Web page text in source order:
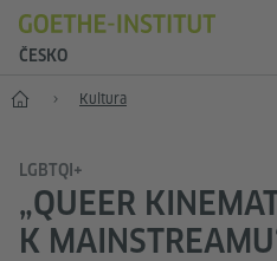
ČESKO
Hlavní stránka
Kultura
LGBTQI+
„QUEER
K